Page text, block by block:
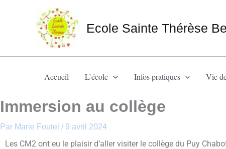
Ecole Sainte Thérèse
Accueil L’école Infos pratiques Vie
Immersion au collège
Par Marie Foutel / 9 avril 2024
Les CM2 ont eu le plaisir d’aller visiter le collège du Puy